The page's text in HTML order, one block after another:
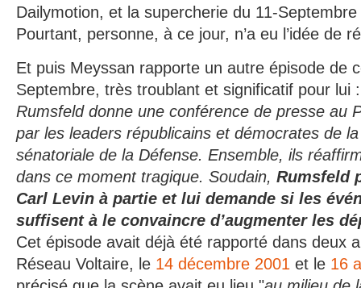
Dailymotion, et la supercherie du 11-
Pourtant, personne, à ce jour, n’a eu l’idée de
Et puis Meyssan rapporte un autre épisode de
Septembre, très troublant et significatif pour lui
Rumsfeld donne une conférence de presse au
par les leaders républicains et démocrates de
sénatoriale de la Défense. Ensemble, ils
dans ce moment tragique. Soudain, Rumsfeld
Carl Levin à partie et lui demande si les
suffisent à le convaincre d’augmenter les
Cet épisode avait déjà été rapporté dans deux
Réseau Voltaire, le 14 décembre 2001 et le 16